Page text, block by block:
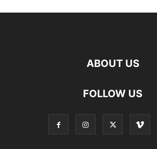
ABOUT US
FOLLOW US